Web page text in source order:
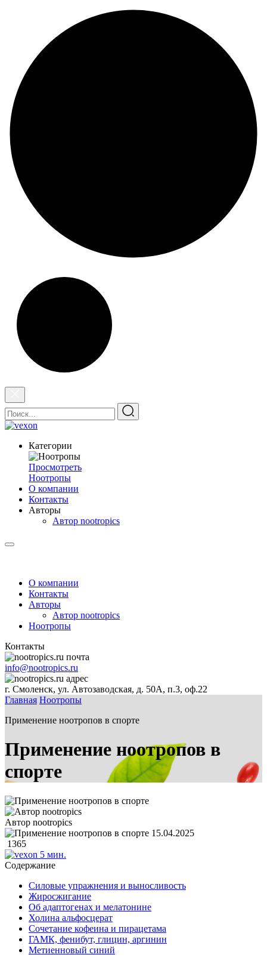
Категории
Просмотреть
Ноотропы
О компании
Контакты
Авторы
Автор nootropics
О компании
Контакты
Авторы
Автор nootropics
Ноотропы
Контакты
info@nootropics.ru
г. Смоленск, ул. Автозаводская, д. 50А, п.3, оф.22
Главная Ноотропы
Применение ноотропов в спорте
Применение ноотропов в
спорте
Автор nootropics
15.04.2025
1365
5 мин.
Содержание
Силовые упражнения и выносливость
Жиросжигание
Об адаптогенах и мелатонине
Холина альфосцерат
Сочетание кофеина и пирацетама
ГАМК, фенибут, глицин, аргинин
Метиенновый синий